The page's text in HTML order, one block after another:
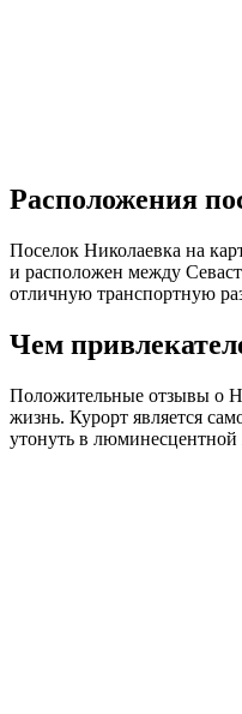
Расположения
Поселок Николаевка на
и расположен между
отличную транспортную
Чем
Положительные отзывы о
жизнь. Курорт является
утонуть в